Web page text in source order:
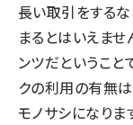
長い取引をするな
まるとはいえま
ンツだということ
クの利用の有無
モノサシになりま